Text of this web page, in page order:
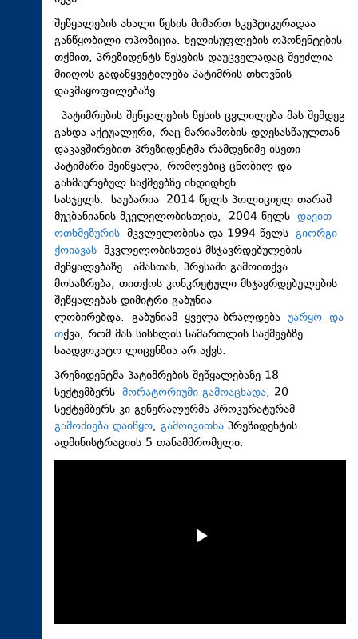
შეწყალების ახალი წესის მიმართ სკეპტიკურადაა
განწყობილი ოპოზიცია. ხელისუფლების ოპონენტების
თქმით, პრეზიდენტს წესების დაუცველადაც შეუძლია
მიიღოს გადაწყვეტილება პატიმრის თხოვნის
დაკმაყოფილებაზე.
პატიმრების შეწყალების წესის ცვლილება მას შემდეგ
გახდა აქტუალური, რაც მარიამობის დღესასწაულთან
დაკავშირებით პრეზიდენტმა რამდენიმე ისეთი
პატიმარი შეიწყალა, რომლებიც ცნობილ და
გახმაურებულ საქმეებზე იხდიდნენ
სასჯელს. საუბარია 2014 წელს პოლიციელ თარაშ
მუკბანიანის მკვლელობისთვის, 2004 წელს დავით
ოთხმეზურის მკვლელობისა და 1994 წელს გიორგი
ქოიავას მკვლელობისთვის მსჯავრდებულების
შეწყალებაზე. ამასთან, პრესაში გამოითქვა
მოსაზრება, თითქოს კონკრეტული მსჯავრდებულების
შეწყალებას დიმიტრი გაბუნია
ლობირებდა. გაბუნიამ ყველა ბრალდება უარყო და
თქვა, რომ მას სისხლის სამართლის საქმეებზე
საადვოკატო ლიცენზია არ აქვს.
პრეზიდენტმა პატიმრების შეწყალებაზე 18
სექტემბერს მორატორიუმი გამოაცხადა, 20
სექტემბერს კი გენერალურმა პროკურატურამ
გამოძიება დაიწყო, გამოიკითხა პრეზიდენტის
ადმინისტრაციის 5 თანამშრომელი.